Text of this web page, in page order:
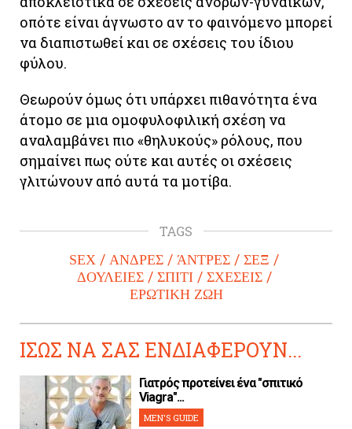
οπότε είναι άγνωστο αν το φαινόμενο μπορεί
να διαπιστωθεί και σε σχέσεις του ίδιου
φύλου.
Θεωρούν όμως ότι υπάρχει πιθανότητα ένα
άτομο σε μια ομοφυλοφιλική σχέση να
αναλαμβάνει πιο «θηλυκούς» ρόλους, που
σημαίνει πως ούτε και αυτές οι σχέσεις
γλιτώνουν από αυτά τα μοτίβα.
TAGS
SEX ΑΝΔΡΕΣ ΆΝΤΡΕΣ
ΣΕΞ
ΔΟΥΛΕΙΕΣ
ΣΠΙΤΙ
ΣΧΕΣΕΙΣ
ΕΡΩΤΙΚΗ ΖΩΗ
ΙΣΩΣ ΝΑ ΣΑΣ ΕΝΔΙΑΦΕΡΟΥΝ...
Γιατρός προτείνει ένα "σπιτικό
Viagra"...
MEN'S GUIDE